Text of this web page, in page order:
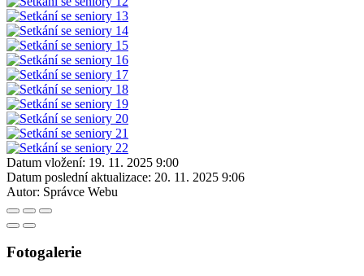
Datum vložení: 19. 11. 2025 9:00
Datum poslední aktualizace: 20. 11. 2025 9:06
Autor: Správce Webu
Fotogalerie